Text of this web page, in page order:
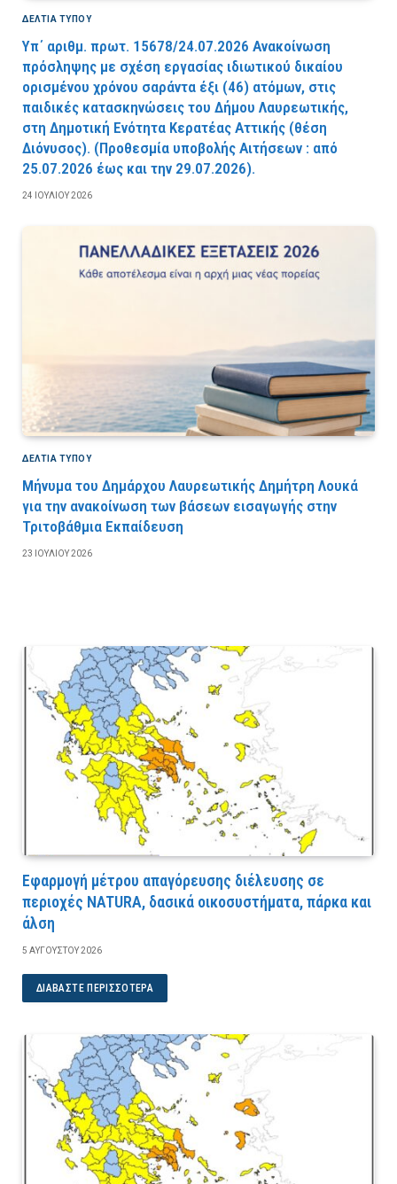
ΔΕΛΤΙΑ ΤΥΠΟΥ
Υπ΄ αριθμ. πρωτ. 15678/24.07.2026 Ανακοίνωση
πρόσληψης με σχέση εργασίας ιδιωτικού δικαίου
ορισμένου χρόνου σαράντα έξι (46) ατόμων, στις
παιδικές κατασκηνώσεις του Δήμου Λαυρεωτικής,
στη Δημοτική Ενότητα Κερατέας Αττικής (θέση
Διόνυσος). (Προθεσμία υποβολής Αιτήσεων : από
25.07.2026 έως και την 29.07.2026).
24 ΙΟΥΛΊΟΥ 2026
ΔΕΛΤΙΑ ΤΥΠΟΥ
Μήνυμα του Δημάρχου Λαυρεωτικής Δημήτρη Λουκά
για την ανακοίνωση των βάσεων εισαγωγής στην
Τριτοβάθμια Εκπαίδευση
23 ΙΟΥΛΊΟΥ 2026
Εφαρμογή μέτρου απαγόρευσης διέλευσης σε
περιοχές NATURA, δασικά οικοσυστήματα, πάρκα και
άλση
5 ΑΥΓΟΎΣΤΟΥ 2026
ΔΙΑΒΆΣΤΕ ΠΕΡΙΣΣΌΤΕΡΑ